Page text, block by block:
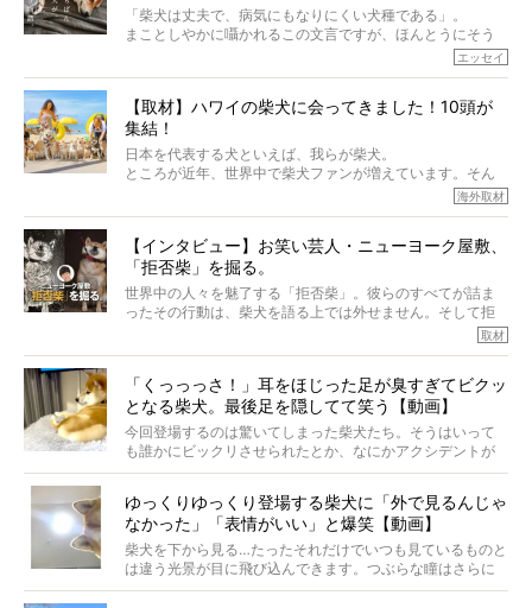
「柴犬は丈夫で、病気にもなりにくい犬種である」。
まことしやかに囁かれるこの文言ですが、ほんとうにそう
でも、いざそれぞれの個体を見ていくと、丈夫で病気にも
なりにくい、とは言えないような気もするのです。
実際に「病気にならない」などということはないし、飼い
主はそのためにやるべきことがある。
今回は、柴犬に関わる方たちすべてに読んで欲しい、ある
語でした。
※文章はご本人の了承を得て編集しています
※画像はすべてイメージです
※この記事は個人の感想であり、効果・効能を示すものではありません
エッセイ
【取材】ハワイの柴犬に会ってきました！10頭が
集結！
日本を代表する犬といえば、我らが柴犬。
ところが近年、世界中で柴犬ファンが増えています。そん
な中「柴犬ライフ」が目をつけたのは、南の楽園ハワイ。
そんな噂を聞きつけ、今回はハワイの柴犬たちを取材して
きました！
海外取材
【インタビュー】お笑い芸人・ニューヨーク屋敷、
「拒否柴」を掘る。
世界中の人々を魅了する「拒否柴」。彼らのすべてが詰ま
ったその行動は、柴犬を語る上では外せません。そして拒
否柴がここまで話題になるのは、“映える”ことも理由のひと
がるのでしょうか。
最近版画製作を始めた、お笑いコンビ「ニューヨーク」の
屋敷裕政さんに、拒否柴を掘っていただきました！ イン
タビューと合わせてご覧ください。
取材
「くっっっさ！」耳をほじった足が臭すぎてビクッ
となる柴犬。最後足を隠してて笑う【動画】
今回登場するのは驚いてしまった柴犬たち。そうはいって
も誰かにビックリさせられたとか、なにかアクシデントが
起きたとか、そういうことが原因ではありません。全ての
ゆっくりゆっくり登場する柴犬に「外で見るんじゃ
なかった」「表情がいい」と爆笑【動画】
柴犬を下から見る…たったそれだけでいつも見ているものと
は違う光景が目に飛び込んできます。つぶらな瞳はさらに
つぶらに見え、モフモフのお顔はさらにモフモフに見えま